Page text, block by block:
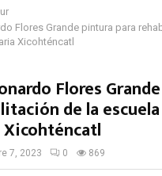
Flores Grande pintura para
Xicohténcatl
Flores
de la escuela
Xicohténcatl
7, 2023 0 869